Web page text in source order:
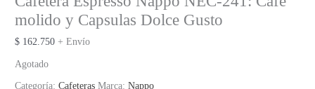
molido y Capsulas Dolce Gusto
$ 162.750 + Envío
Agotado
Categoría:Cafeteras Marca:Nappo